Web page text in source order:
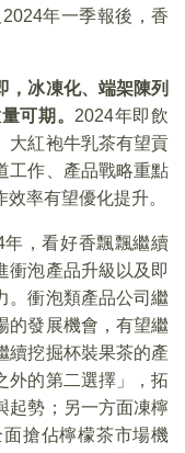
年一季報後，香
，冰凍化、端架陳列
可期。 2024年即飲
大紅袍牛乳茶有望貢
工作、產品戰略重點
率有望優化提升。
，看好香飄飄繼續
衝泡產品升級以及即
。衝泡類產品公司繼
的發展機會，有望繼
續挖掘杯裝果茶的產
外的第二選擇」，拓
起勢；另一方面凍檸
搶佔檸檬茶市場機